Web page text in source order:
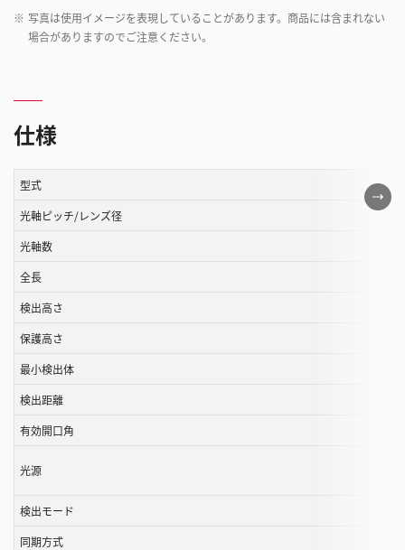
※ 写真は使用イメージを表現していることがあります。商品には含まれない
場合がありますのでご注意ください。
仕様
こ
の
型式
光軸ピッチ/レンズ径
光軸数
全長
検出高さ
保護高さ
最小検出体
検出距離
有効開口角
光源
検出モード
同期方式